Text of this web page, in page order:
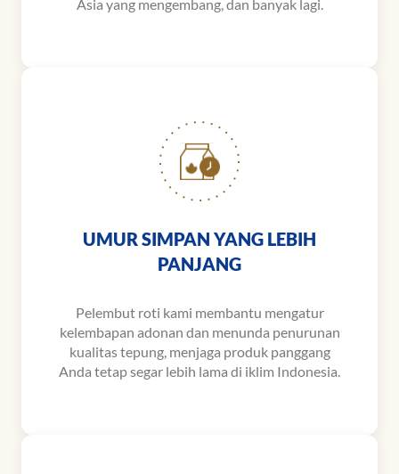
Asia yang mengembang, dan banyak lagi.
UMUR SIMPAN YANG LEBIH
PANJANG
Pelembut roti kami membantu mengatur
kelembapan adonan dan menunda penurunan
kualitas tepung, menjaga produk panggang
Anda tetap segar lebih lama di iklim Indonesia.